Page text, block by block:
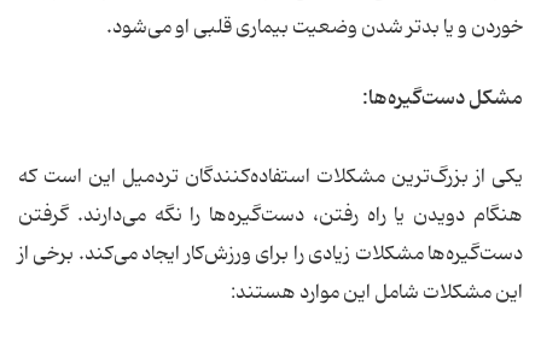
خوردن و یا بدتر شدن وضعیت بیماری قلبی او می‌شود.
مشکل دست‌گیره‌ها:
یکی از بزرگ‌ترین مشکلات استفاده‌کنندگان ‌تردمیل این است که
هنگام دویدن یا راه رفتن، دست‌گیره‌ها را نگه ‌می‌دارند. گرفتن
دست‌گیره‌ها مشکلات زیادی را برای ورزش‌کار ایجاد می‌کند. برخی از
این مشکلات شامل این موارد هستند: